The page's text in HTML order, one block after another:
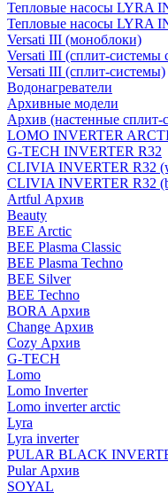
Тепловые насосы LYRA
Тепловые насосы LYRA
Versati III (моноблоки)
Versati III (сплит-системы
Versati III (сплит-системы)
Водонагреватели
Архивные модели
Архив (настенные сплит-
LOMO INVERTER
G-TECH INVERTER R32
CLIVIA INVERTER R32
CLIVIA INVERTER R32
Artful Архив
Beauty
BEE Arctic
BEE Plasma Classic
BEE Plasma Techno
BEE Silver
BEE Techno
BORA Архив
Change Архив
Cozy Архив
G-TECH
Lomo
Lomo Inverter
Lomo inverter arctic
Lyra
Lyra inverter
PULAR BLACK
Pular Архив
SOYAL